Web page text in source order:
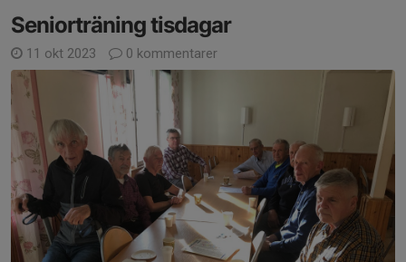
Seniorträning tisdagar
11 okt 2023 0 kommentarer